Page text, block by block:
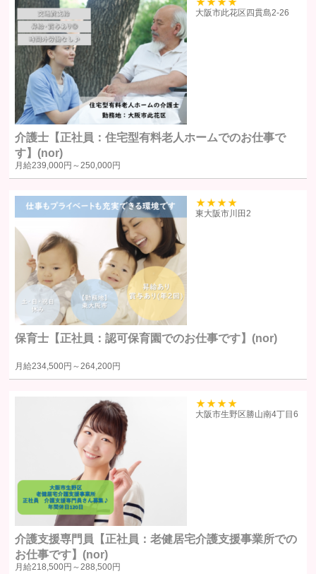
本サービスの利用に伴う連絡・各種お知らせ等の配信・送付
ユーザーの承諾・申込みに基づく、本サービス利用企業等への個人
情報の提供
属性情報･端末情報・位置情報・行動履歴等に基づく広告・コンテン
ツ等の配信・表示、本サービスの提供
本サービスの改善・新規サービスの開発・マーケティング活動
本サービスに関するご意見、お問い合わせの確認・回答
個人情報の第三者への提供
当社は、原則として、ユーザー本人の同意を得ずに個人情報を第三者に
提供しません。提供先・提供情報内容を特定したうえで、ユーザーの同
意を得た場合に限り提供します。
提供する個人情報の項目ユーザーから取得した情報（サービス利用
履歴ほか、閲覧・検索・ブックマーク等あらゆる行動履歴に該当す
る情報を含む）のうち、利用目的の達成に必要な範囲の情報項目と
します。
提供の手段又は方法書面もしくは電磁的な方法による送付または送
信。ただし、以下の場合は、関係法令に反しない範囲で、ユーザー
の同意なく個人情報を提供することがあります。
人の生命、身体又は財産の保護のために必要がある場合であって、
本人の同意を得るのが困難であるとき
公衆衛生の向上または児童の健全な育成の推進のために特に必要が
ある場合であって、ユーザー本人の承諾を得ることが困難である場
国の機関若しくは地方公共団体またはその委託を受けた者が法令の
定める事務を遂行することに対して協力する必要がある場合で、ユ
ーザー本人の同意を得ることによりその事務の遂行に支障を及ぼす
おそれがある場合
裁判所、検察庁、警察またはこれらに準じた権限を有する機関か
ら、個人情報についての開示を求められた場合
ユーザー本人から明示的に第三者への開示または提供を求められた
介護士【正社員：住宅型有料老人ホームでのお仕事で
す】(nor)
月給239,000円～250,000円
39
大阪市此花区四貫島2‐26
保育士【正社員：認可保育園でのお仕事です】(nor)
月給234,500円～ 264,200円
39
東大阪市川田2
介護支援専門員【正社員：老健居宅介護支援事業所での
お仕事です】(nor)
月給218,500円～ 288,500円
39
大阪市生野区勝山南4丁目6